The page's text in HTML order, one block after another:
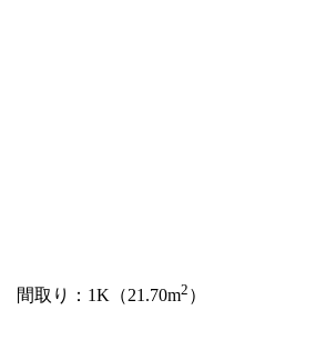
間取り：1K（21.70m2 ）